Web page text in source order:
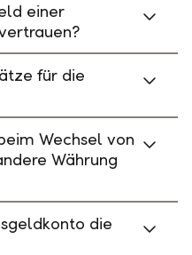
einer
für die
Wechsel von
Währung
die